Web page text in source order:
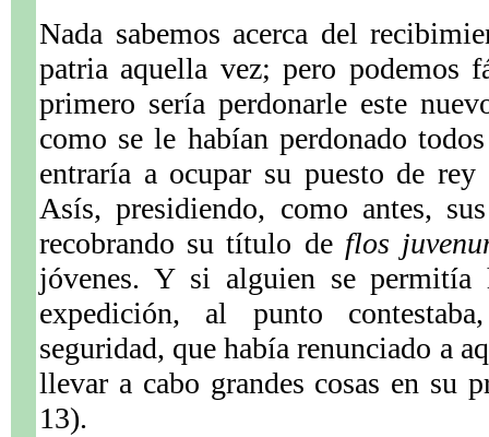
Nada sabemos acerca del
patria aquella vez; pero podemos
primero sería perdonarle este
como se le habían perdonado
entraría a ocupar su puesto de
Asís, presidiendo, como antes,
recobrando su título de flos
jóvenes. Y si alguien se permitía
expedición, al punto
seguridad, que había renunciado a
llevar a cabo grandes cosas en su
13).